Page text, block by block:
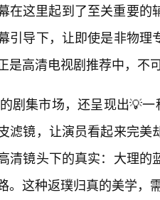
在这里起到了至关重要
引导下，让即使是非物
是高清电视剧推荐中，不
剧集市场，还呈现出💡
滤镜，让演员看起来完
清镜头下的真实：大理
。这种返璞归真的美学，